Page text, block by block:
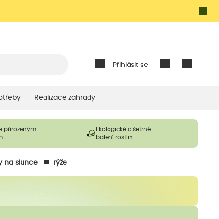
Přihlásit se
Realizace zahrady
přirozeným
Ekologické a šetrné
balení rostlin
na slunce rýže